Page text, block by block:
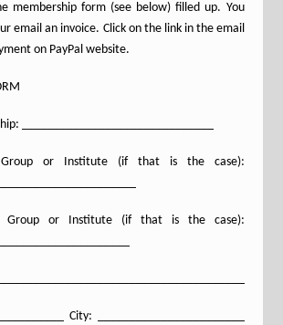
membership form (see below) filled up. You
email an invoice. Click on the link in the email
on PayPal website.
______________________________
or Institute (if that is the case):
Group or Institute (if that is the case):
City: _______________________